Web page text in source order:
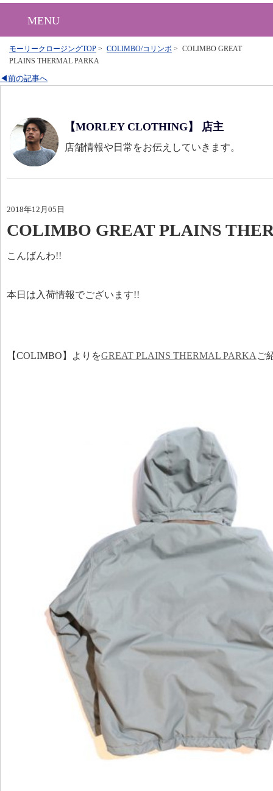
MENU
モーリークロージングTOP > COLIMBO/コリンボ > COLIMBO GREAT
PLAINS THERMAL PARKA
◀前の記事へ
【MORLEY CLOTHING】 店主
店舗情報や日常をお伝えしていきます。
2018年12月05日
COLIMBO GREAT PLAINS
こんばんわ!!
本日は入荷情報でございます!!
【COLIMBO】よりをGREAT PLAINS THERMAL PARKA ご